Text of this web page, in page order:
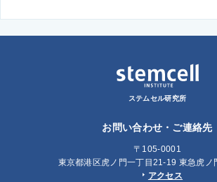
ステムセル研究所
お問い合わせ・ご連絡先
〒105-0001
東京都港区虎ノ門一丁目21-19 東急虎ノ
アクセス